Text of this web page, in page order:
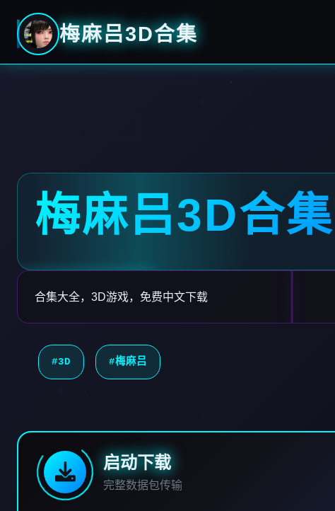
梅麻吕3D合集
梅麻吕3D合集
合集大全，3D游戏，免费中文下载
#3D #梅麻吕
启动下载
完整数据包传输